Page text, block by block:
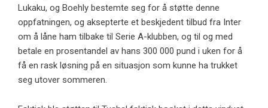
Lukaku, og Boehly bestemte seg for å støtte denne
oppfatningen, og aksepterte et beskjedent tilbud fra Inter
om å låne ham tilbake til Serie A-klubben, og til og med
betale en prosentandel av hans 300 000 pund i uken for å
få en rask løsning på en situasjon som kunne ha trukket
seg utover sommeren.